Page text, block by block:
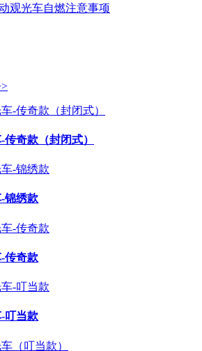
观光车自燃注意事项
奇款（封闭式）
锦绣款
传奇款
叮当款